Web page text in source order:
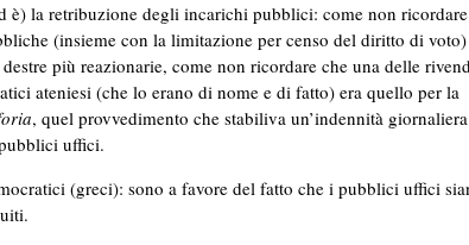
è) la retribuzione degli incarichi pubblici: come non
(insieme con la limitazione per censo del diritto di
più reazionarie, come non ricordare che una delle
ateniesi (che lo erano di nome e di fatto) era quello per la
, quel provvedimento che stabiliva un’indennità
uffici.
(greci): sono a favore del fatto che i pubblici uffici